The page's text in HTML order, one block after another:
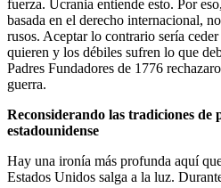
fuerza. Ucrania entiende esto. Por
basada en el derecho internacional,
rusos. Aceptar lo contrario sería
quieren y los débiles sufren lo que
Padres Fundadores de 1776
guerra.
Reconsiderando las tradiciones de
estadounidense
Hay una ironía más profunda aquí
Estados Unidos salga a la luz.